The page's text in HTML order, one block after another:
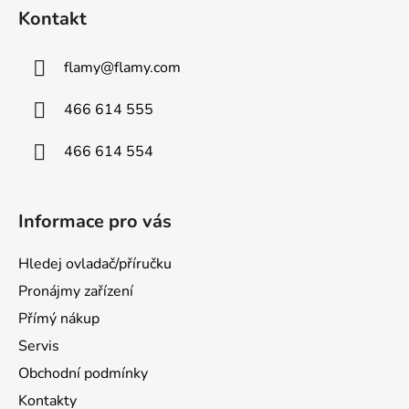
Kontakt
flamy@flamy.com
466 614 555
466 614 554
Informace pro vás
Hledej ovladač/příručku
Pronájmy zařízení
Přímý nákup
Servis
Obchodní podmínky
Kontakty